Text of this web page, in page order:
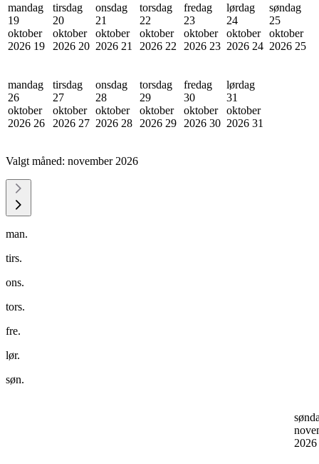
mandag
19
oktober
2026 19
tirsdag
20
oktober
2026 20
onsdag
21
oktober
2026 21
torsdag
22
oktober
2026 22
fredag
23
oktober
2026 23
lørdag
24
oktober
2026 24
søndag
25
oktober
2026 25
mandag
26
oktober
2026 26
tirsdag
27
oktober
2026 27
onsdag
28
oktober
2026 28
torsdag
29
oktober
2026 29
fredag
30
oktober
2026 30
lørdag
31
oktober
2026 31
Valgt måned: november 2026
man.
tirs.
ons.
tors.
fre.
lør.
søn.
2026